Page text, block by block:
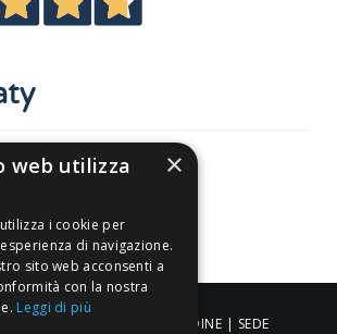
sicuri
| Via Cortazzis 15 33100 - UDINE | SEDE
×
web utilizza
i cookie per
di navigazione.
sito web acconsenti a
con la nostra
Leggi di più